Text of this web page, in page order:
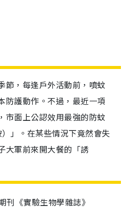
節，每逢戶外活動前，噴蚊
防護動作。不過，最近一項
市面上公認效用最強的防蚊
」。在某些情況下竟然會失
大軍前來開大餐的「誘
刊《實驗生物學雜誌》